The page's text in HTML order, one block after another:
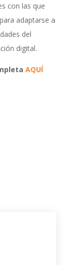
con las que
adaptarse a
del
digital.
AQUÍ